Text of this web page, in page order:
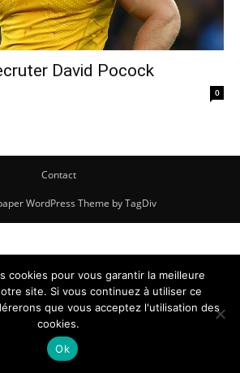
David Pocock
0
Contact
WordPress Theme by TagDiv
cookies pour vous garantir la meilleure
site. Si vous continuez à utiliser ce
que vous acceptez l'utilisation des
cookies.
Ok